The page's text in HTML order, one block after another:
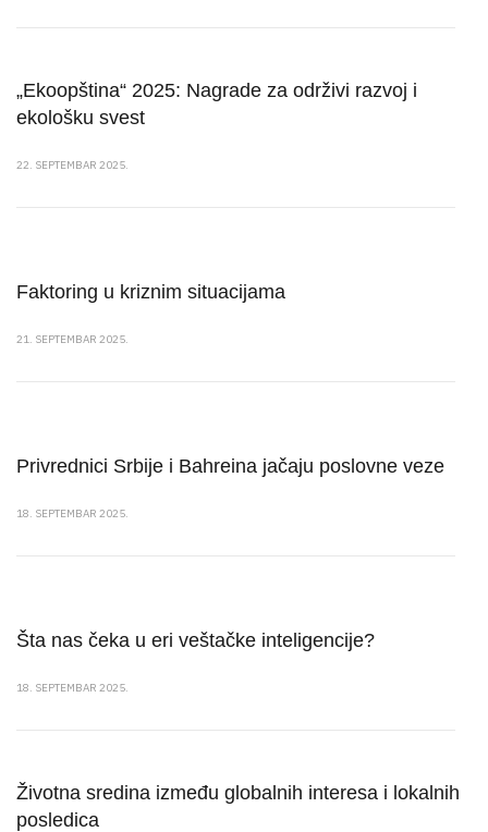
„Ekoopština“ 2025: Nagrade za održivi razvoj i
ekološku svest
22. SEPTEMBAR 2025.
Faktoring u kriznim situacijama
21. SEPTEMBAR 2025.
Privrednici Srbije i Bahreina jačaju poslovne veze
18. SEPTEMBAR 2025.
Šta nas čeka u eri veštačke inteligencije?
18. SEPTEMBAR 2025.
Životna sredina između globalnih interesa i lokalnih
posledica